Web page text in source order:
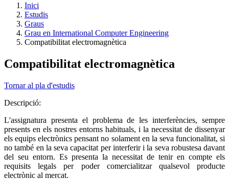
Inici
Estudis
Graus
Grau en International Computer Engineering
Compatibilitat electromagnètica
Compatibilitat electromagnètica
Tornar al pla d'estudis
Descripció:
L'assignatura presenta el problema de les interferències, sempre
presents en els nostres entorns habituals, i la necessitat de dissenyar
els equips electrònics pensant no solament en la seva funcionalitat, si
no també en la seva capacitat per interferir i la seva robustesa davant
del seu entorn. Es presenta la necessitat de tenir en compte els
requisits legals per poder comercialitzar qualsevol producte
electrònic al mercat.